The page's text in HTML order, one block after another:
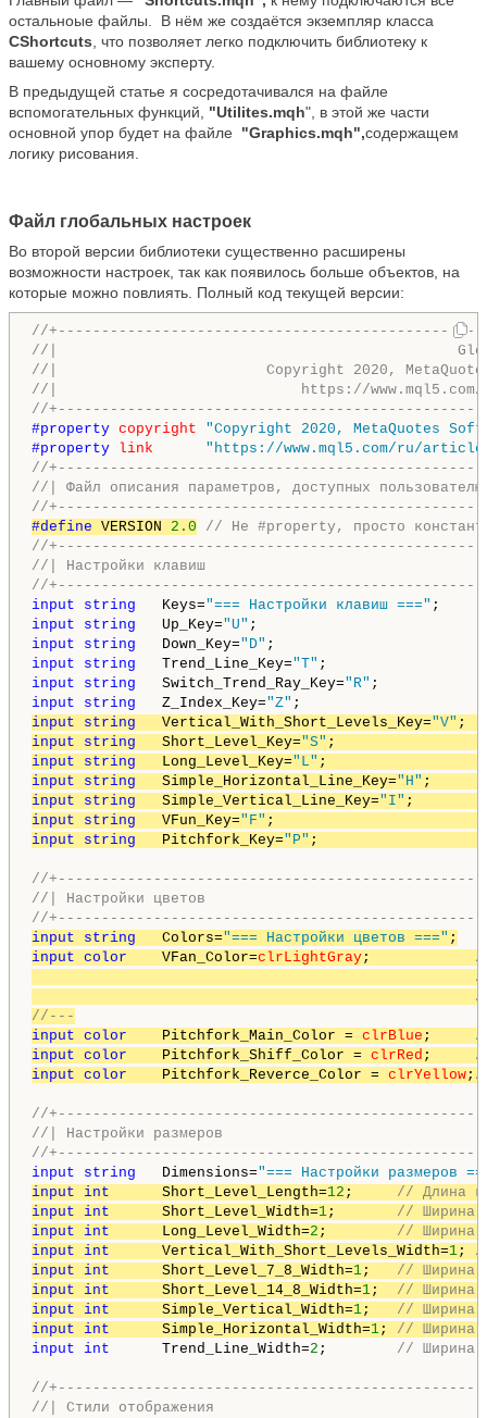
остальноые файлы. В нём же создаётся экземпляр класса
CShortcuts , что позволяет легко подключить библиотеку к
вашему основному эксперту.
В предыдущей статье я сосредотачивался на файле
вспомогательных функций, "Utilites.mqh", в этой же части
основной упор будет на файле
"Graphics.mqh",содержащем
логику рисования.
Файл глобальных настроек
Во второй версии библиотеки существенно расширены
возможности настроек, так как появилось больше объектов, на
которые можно повлиять. Полный код текущей версии:
//
//|
//|                        Copyright 2020,
//|                            https://
//
#property copyright
"Copyright 2020, MetaQuotes
#property link
"https://www.mql5.com/ru/
//
//| Файл описания параметров, доступных пользователю
//
#define VERSION 2.0
// Не #property, просто
//
//| Настройки клавиш
//
input
string Keys="=== Настройки клавиш ==="
input
string Up_Key="U" ;
input
string Down_Key="D" ;
input
string Trend_Line_Key="T" ;
input
string Switch_Trend_Ray_Key="R" ;
input
string Z_Index_Key="Z" ;
input
string Vertical_With_Short_Levels_Key="V" ;
input
string Short_Level_Key="S" ;
input
string Long_Level_Key="L" ;
input
string Simple_Horizontal_Line_Key="H" ;
input
string Simple_Vertical_Line_Key="I" ;
input
string VFun_Key="F" ;
input
string Pitchfork_Key="P" ;
//
//| Настройки цветов
//
input
string Colors="=== Настройки цветов ==="
input color VFan_Color=clrLightGray;
//---
input color Pitchfork_Main_Color = clrBlue ;
input color Pitchfork_Shiff_Color = clrRed ;
input color Pitchfork_Reverce_Color = clrYellow;
//
//| Настройки размеров
//
input
string Dimensions="=== Настройки размеров
input
int Short_Level_Length=12 ; // Длина
input
int Short_Level_Width=1; // Ширина
input
int Long_Level_Width=2 ; // Ширина
input
int Vertical_With_Short_Levels_Width=1;
input
int Short_Level_7_8_Width=1; // Ширина
input
int Short_Level_14_8_Width=1; // Ширина
input
int Simple_Vertical_Width=1; // Ширина
input
int Simple_Horizontal_Width=1; // Ширина
input
int Trend_Line_Width=2 ; // Ширина
//
//| Стили отображения